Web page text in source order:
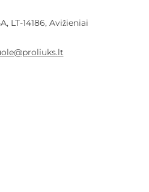
LT-14186, Avižieniai